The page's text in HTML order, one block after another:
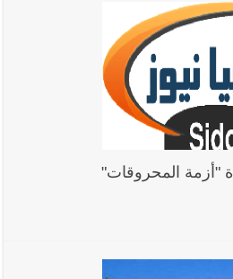
"أزمة المحروقات"‏